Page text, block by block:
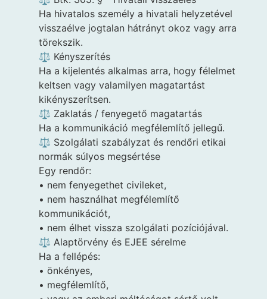
Ha hivatalos személy a hivatali helyzetével
visszaélve jogtalan hátrányt okoz vagy arra
törekszik.
⚖️ Kényszerítés
Ha a kijelentés alkalmas arra, hogy félelmet
keltsen vagy valamilyen magatartást
kikényszerítsen.
⚖️ Zaklatás / fenyegető magatartás
Ha a kommunikáció megfélemlítő jellegű.
⚖️ Szolgálati szabályzat és rendőri etikai
normák súlyos megsértése
Egy rendőr:
• nem fenyegethet civileket,
• nem használhat megfélemlítő
kommunikációt,
• nem élhet vissza szolgálati pozíciójával.
⚖️ Alaptörvény és EJEE sérelme
Ha a fellépés:
• önkényes,
• megfélemlítő,